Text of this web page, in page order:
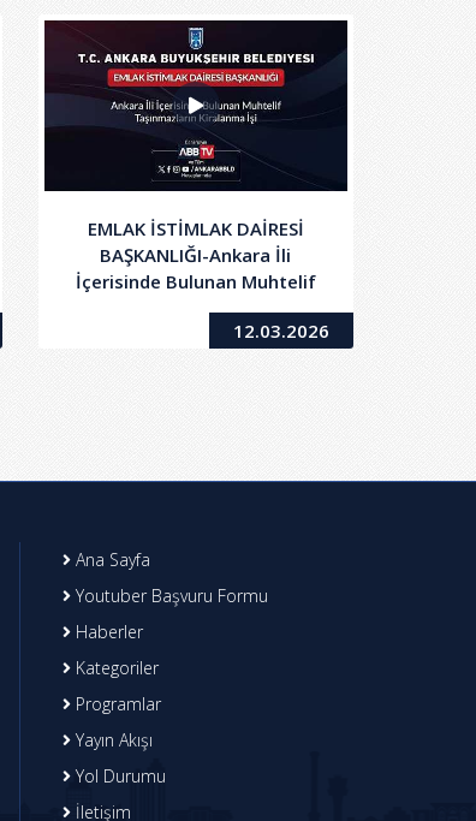
EMLAK İSTİMLAK DAİRESİ
BAŞKANLIĞI-Ankara İli
İçerisinde Bulunan Muhtelif
Taşınmazların Kiralanma İşi
12.03.2026
Ana Sayfa
Youtuber Başvuru Formu
Haberler
Kategoriler
Programlar
Yayın Akışı
Yol Durumu
İletişim